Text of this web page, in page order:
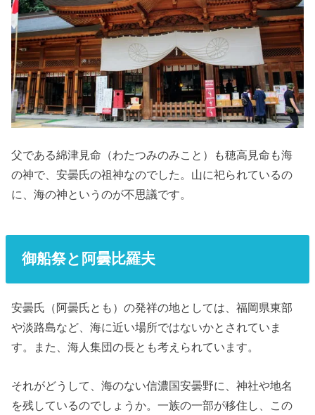
父である綿津見命（わたつみのみこと）も穂高見命も海
の神で、安曇氏の祖神なのでした。山に祀られているの
に、海の神というのが不思議です。
御船祭と阿曇比羅夫
安曇氏（阿曇氏とも）の発祥の地としては、福岡県東部
や淡路島など、海に近い場所ではないかとされていま
す。また、海人集団の長とも考えられています。
それがどうして、海のない信濃国安曇野に、神社や地名
を残しているのでしょうか。一族の一部が移住し、この